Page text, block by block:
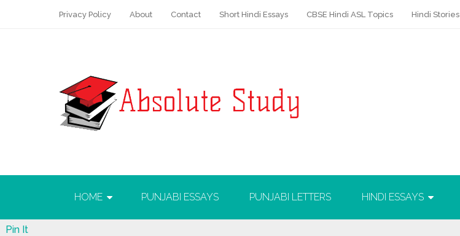
Privacy Policy About Contact Short Hindi Essays CBSE Hindi ASL Topics Hindi Stories
HOME PUNJABI ESSAYS PUNJABI LETTERS HINDI ESSAYS
Pin It